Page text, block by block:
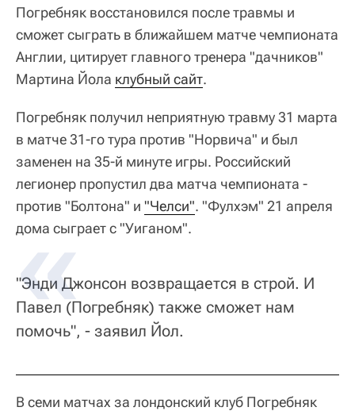
Погребняк восстановился после травмы и
сможет сыграть в ближайшем матче чемпионата
Англии, цитирует главного тренера "дачников"
Мартина Йола клубный сайт.
Погребняк получил неприятную травму 31 марта
в матче 31-го тура против "Норвича" и был
заменен на 35-й минуте игры. Российский
легионер пропустил два матча чемпионата -
против "Болтона" и "Челси". "Фулхэм" 21 апреля
дома сыграет с "Уиганом".
"Энди Джонсон возвращается в строй. И
Павел (Погребняк) также сможет нам
помочь", - заявил Йол.
В семи матчах за лондонский клуб Погребняк